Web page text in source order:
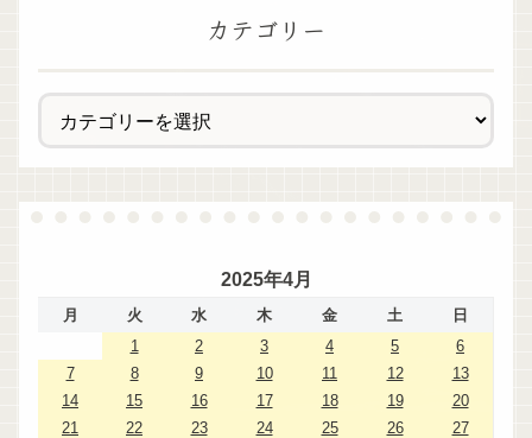
カテゴリー
2025年4月
月 火 水 木 金 土
日
1
2 3 4 5
6
7
8 9 10 11 12
13
14
15 16 17 18 19
20
21
22 23 24 25 26
27